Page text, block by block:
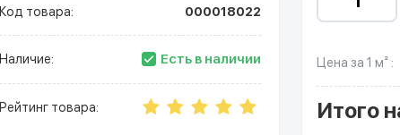
Код товара: 000018022
Наличие: Есть в наличии
Рейтинг товара:
Цена за 1 м² :
Итого